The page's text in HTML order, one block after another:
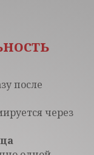
после
через